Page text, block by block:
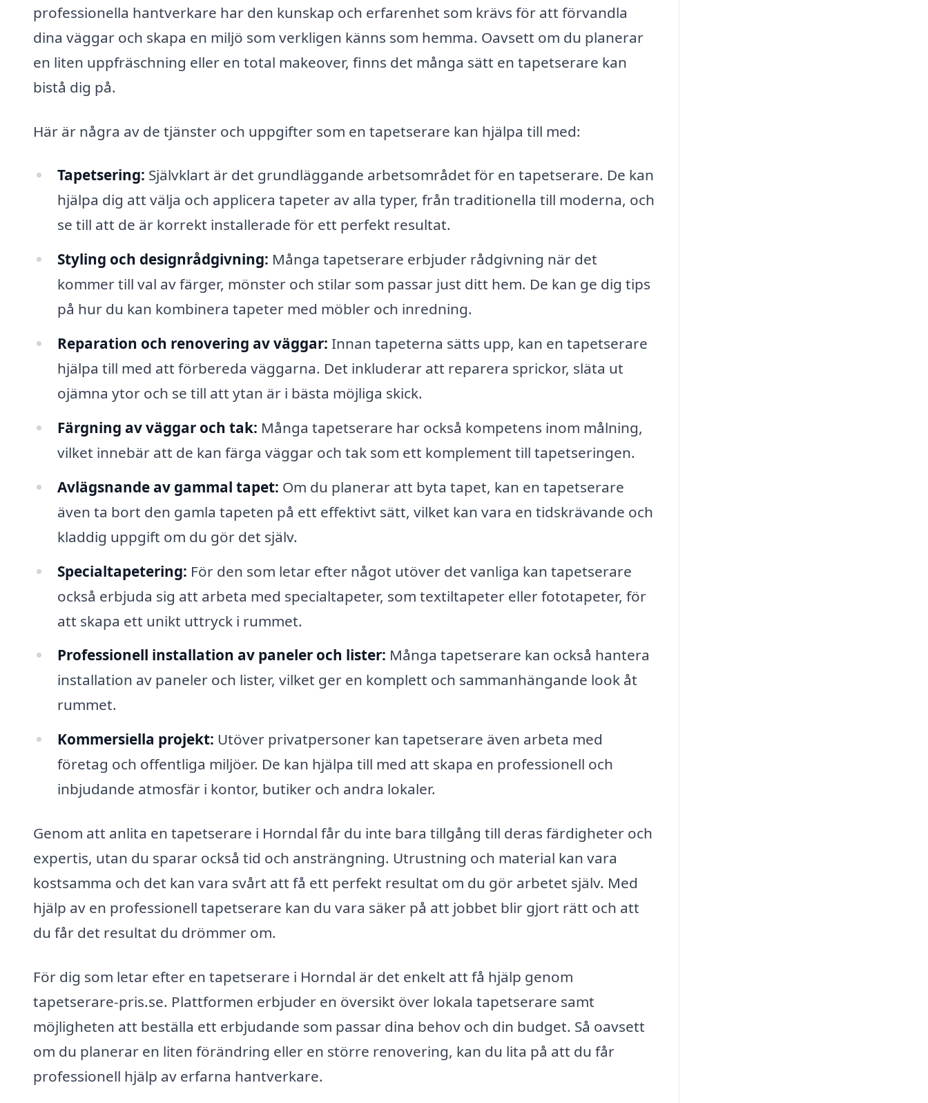
professionella hantverkare har den kunskap och erfarenhet som krävs för att förvandla
dina väggar och skapa en miljö som verkligen känns som hemma. Oavsett om du planerar
en liten uppfräschning eller en total makeover, finns det många sätt en tapetserare kan
bistå dig på.
Här är några av de tjänster och uppgifter som en tapetserare kan hjälpa till med:
Tapetsering: Självklart är det grundläggande arbetsområdet för en tapetserare. De kan
hjälpa dig att välja och applicera tapeter av alla typer, från traditionella till moderna, och
se till att de är korrekt installerade för ett perfekt resultat.
Styling och designrådgivning: Många tapetserare erbjuder rådgivning när det
kommer till val av färger, mönster och stilar som passar just ditt hem. De kan ge dig tips
på hur du kan kombinera tapeter med möbler och inredning.
Reparation och renovering av väggar: Innan tapeterna sätts upp, kan en tapetserare
hjälpa till med att förbereda väggarna. Det inkluderar att reparera sprickor, släta ut
ojämna ytor och se till att ytan är i bästa möjliga skick.
Färgning av väggar och tak: Många tapetserare har också kompetens inom målning,
vilket innebär att de kan färga väggar och tak som ett komplement till tapetseringen.
Avlägsnande av gammal tapet: Om du planerar att byta tapet, kan en tapetserare
även ta bort den gamla tapeten på ett effektivt sätt, vilket kan vara en tidskrävande och
kladdig uppgift om du gör det själv.
Specialtapetering: För den som letar efter något utöver det vanliga kan tapetserare
också erbjuda sig att arbeta med specialtapeter, som textiltapeter eller fototapeter, för
att skapa ett unikt uttryck i rummet.
Professionell installation av paneler och lister: Många tapetserare kan också hantera
installation av paneler och lister, vilket ger en komplett och sammanhängande look åt
rummet.
Kommersiella projekt: Utöver privatpersoner kan tapetserare även arbeta med
företag och offentliga miljöer. De kan hjälpa till med att skapa en professionell och
inbjudande atmosfär i kontor, butiker och andra lokaler.
Genom att anlita en tapetserare i Horndal får du inte bara tillgång till deras färdigheter och
expertis, utan du sparar också tid och ansträngning. Utrustning och material kan vara
kostsamma och det kan vara svårt att få ett perfekt resultat om du gör arbetet själv. Med
hjälp av en professionell tapetserare kan du vara säker på att jobbet blir gjort rätt och att
du får det resultat du drömmer om.
För dig som letar efter en tapetserare i Horndal är det enkelt att få hjälp genom
tapetserare-pris.se. Plattformen erbjuder en översikt över lokala tapetserare samt
möjligheten att beställa ett erbjudande som passar dina behov och din budget. Så oavsett
om du planerar en liten förändring eller en större renovering, kan du lita på att du får
professionell hjälp av erfarna hantverkare.